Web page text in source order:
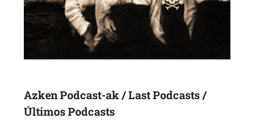
Azken Podcast-ak / Last Podcasts /
Últimos Podcasts